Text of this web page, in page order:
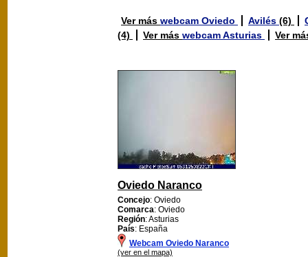
Ver más webcam Oviedo Avilés (6)
(4)
Ver más webcam Asturias Ver
Oviedo Naranco
Concejo: Oviedo
Comarca: Oviedo
Región: Asturias
País: España
Webcam Oviedo Naranco
(ver en el mapa)